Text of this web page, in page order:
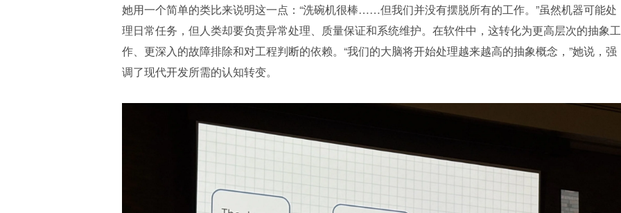
她用一个简单的类比来说明这一点：“洗碗机很棒……但我们并没有摆脱所有的工作。”虽然机器可能处
理日常任务，但人类却要负责异常处理、质量保证和系统维护。在软件中，这转化为更高层次的抽象工
作、更深入的故障排除和对工程判断的依赖。“我们的大脑将开始处理越来越高的抽象概念，”她说，强
调了现代开发所需的认知转变。